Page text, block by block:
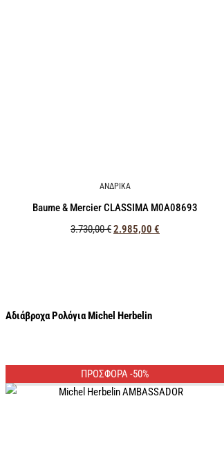
ΑΝΔΡΙΚΑ
Baume & Mercier CLASSIMA M0A08693
3.730,00€2.985,00 €
Αδιάβροχα Ρολόγια Michel Herbelin
ΠΡΟΣΦΟΡΑ -50%